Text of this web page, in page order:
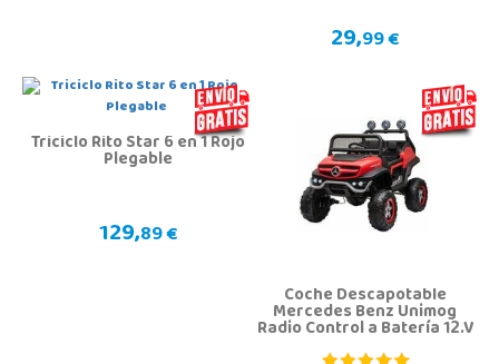
29,99 €
Triciclo Rito Star 6 en 1 Rojo
Plegable
129,89 €
Coche Descapotable
Mercedes Benz Unimog
Radio Control a Batería 12.V